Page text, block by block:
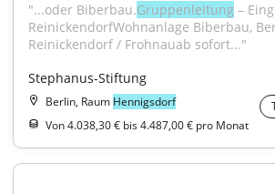
"...oder Biberbau.Gruppenleitung –
ReinickendorfWohnanlage Biberbau,
Reinickendorf / Frohnauab sofort..."
Stephanus-Stiftung
Berlin, Raum Hennigsdorf
Von 4.038,30 € bis 4.487,00 € pro Monat